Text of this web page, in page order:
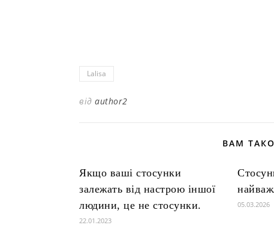
Lalisa
від author2
ВАМ
Якщо ваші стосунки
залежать від настрою іншої
людини, це не стосунки.
22.01.2023
05.03.2026